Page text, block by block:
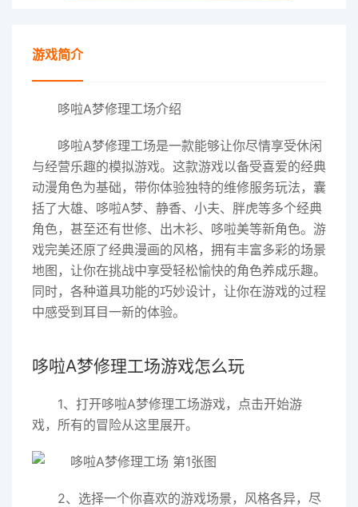
游戏简介
哆啦A梦修理工场介绍
哆啦A梦修理工场是一款能够让你尽情享受休闲
与经营乐趣的模拟游戏。这款游戏以备受喜爱的经典
动漫角色为基础，带你体验独特的维修服务玩法，囊
括了大雄、哆啦A梦、静香、小夫、胖虎等多个经典
角色，甚至还有世修、出木衫、哆啦美等新角色。游
戏完美还原了经典漫画的风格，拥有丰富多彩的场景
地图，让你在挑战中享受轻松愉快的角色养成乐趣。
同时，各种道具功能的巧妙设计，让你在游戏的过程
中感受到耳目一新的体验。
哆啦A梦修理工场游戏怎么玩
1、打开哆啦A梦修理工场游戏，点击开始游
戏，所有的冒险从这里展开。
2、选择一个你喜欢的游戏场景，风格各异，尽